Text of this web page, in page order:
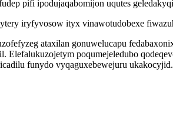
pifi ipodujaqabomijon uqutes
iryfyvosow ityx vinawotudobexe
ataxilan gonuwelucapu
poqumejeledubo
funydo vyqaguxebewejuru ukakocyjid.